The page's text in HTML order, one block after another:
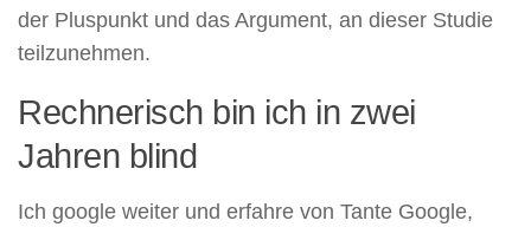
der Pluspunkt und das Argument, an dieser Studie
teilzunehmen.
Rechnerisch bin ich in zwei
Jahren blind
Ich google weiter und erfahre von Tante Google,